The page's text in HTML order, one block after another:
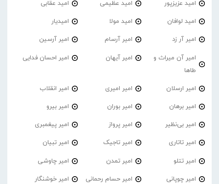
امید عزیزپور امید عظیمی امید عقابی
امید لوافان امید مولا امیدیار
امیر آر زد امیر آرسام امیر آرسین
امیر آن میراث و
طاها
امیر آیهان امیر احسان فدایی
امیر ارسلان امیر امیری امیر انقلاب
امیر برهان امیر‌ بوران امیر بیرو
امیر بی‌نظیر امیر پرواز امیر پیغمبری
امیر تاتاری امیر تاجیک امیر تبیان
امیر تتلو امیر تمدن امیر چاوشی
امیر چوپانی امیر حسام رحمانی امیر خوشنگار